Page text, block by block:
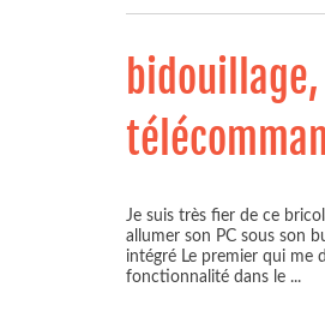
Je suis très fier de ce
allumer son PC sous son
intégré Le premier qui me
fonctionnalité dans le ...